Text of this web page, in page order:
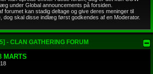
under Global announcements på forsiden.
forumet kan stadig deltage og give deres meninger til
dog skal disse indlæg først godkendes af en Moderator.
- CLAN GATHERING FORUM
MARTS